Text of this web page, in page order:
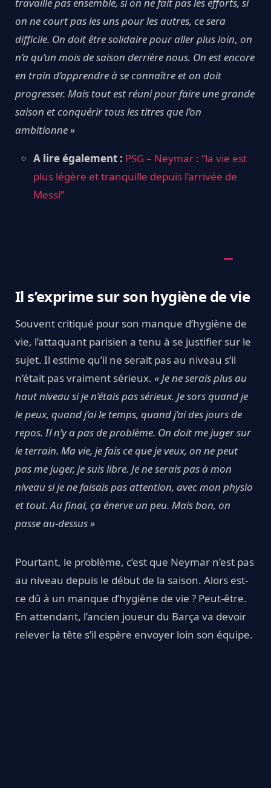
on ne court pas les uns pour les autres, ce sera
difficile. On doit être solidaire pour aller plus loin, on
n’a qu’un mois de saison derrière nous. On est encore
en train d’apprendre à se connaître et on doit
progresser. Mais tout est réuni pour faire une grande
saison et conquérir tous les titres que l’on
ambitionne »
A lire également : PSG – Neymar : “la vie est
plus légère et tranquille depuis l’arrivée de
Messi”
Il s’exprime sur son hygiène de vie
Souvent critiqué pour son manque d’hygiène de
vie, l’attaquant parisien a tenu à se justifier sur le
sujet. Il estime qu’il ne serait pas au niveau s’il
n’était pas vraiment sérieux. « Je ne serais plus au
haut niveau si je n’étais pas sérieux. Je sors quand je
le peux, quand j’ai le temps, quand j’ai des jours de
repos. Il n’y a pas de problème. On doit me juger sur
le terrain. Ma vie, je fais ce que je veux, on ne peut
pas me juger, je suis libre. Je ne serais pas à mon
niveau si je ne faisais pas attention, avec mon physio
et tout. Au final, ça énerve un peu. Mais bon, on
passe au-dessus »
Pourtant, le problème, c’est que Neymar n’est pas
au niveau depuis le début de la saison. Alors est-
ce dû à un manque d’hygiène de vie ? Peut-être.
En attendant, l’ancien joueur du Barça va devoir
relever la tête s’il espère envoyer loin son équipe.